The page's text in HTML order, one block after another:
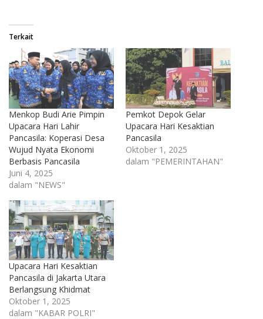
Terkait
Menkop Budi Arie Pimpin
Upacara Hari Lahir
Pancasila: Koperasi Desa
Wujud Nyata Ekonomi
Berbasis Pancasila
Juni 4, 2025
dalam "NEWS"
Pemkot Depok Gelar
Upacara Hari Kesaktian
Pancasila
Oktober 1, 2025
dalam "PEMERINTAHAN"
Upacara Hari Kesaktian
Pancasila di Jakarta Utara
Berlangsung Khidmat
Oktober 1, 2025
dalam "KABAR POLRI"